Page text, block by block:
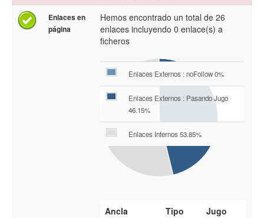
Enlaces en
página
Hemos encontrado un total de 26
enlaces incluyendo 0 enlace(s) a
ficheros
Enlaces Externos : noFollow 0%
Enlaces Externos : Pasando Jugo
46.15%
Enlaces Internos 53.85%
Ancla Tipo Jugo